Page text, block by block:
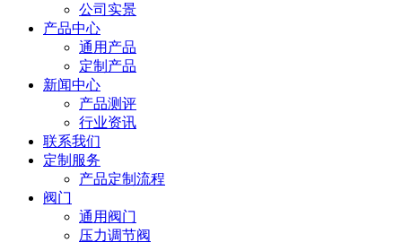
公司实景
产品中心
通用产品
定制产品
新闻中心
产品测评
行业资讯
联系我们
定制服务
产品定制流程
阀门
通用阀门
压力调节阀